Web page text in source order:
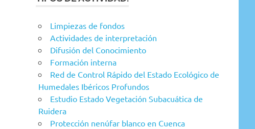
Limpiezas de fondos
Actividades de interpretación
Difusión del Conocimiento
Formación interna
Red de Control Rápido del Estado Ecológico de
Humedales Ibéricos Profundos
Estudio Estado Vegetación Subacuática de
Ruidera
Protección nenúfar blanco en Cuenca